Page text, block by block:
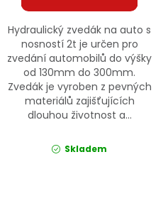
Hydraulický zvedák na auto s
nosností 2t je určen pro
zvedání automobilů do výšky
od 130mm do 300mm.
Zvedák je vyroben z pevných
materiálů zajišťujících
dlouhou životnost a...
Skladem